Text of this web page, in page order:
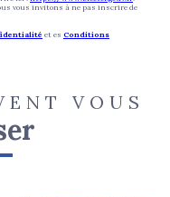
vous invitons à ne pas inscrire de
et es Conditions
VOUS